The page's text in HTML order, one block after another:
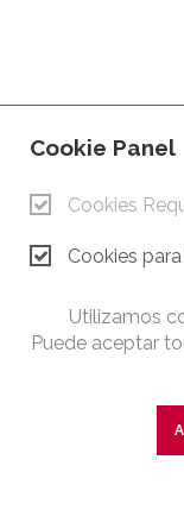
Cookie Panel
Cookies
Cookies
Utilizamos
Puede aceptar